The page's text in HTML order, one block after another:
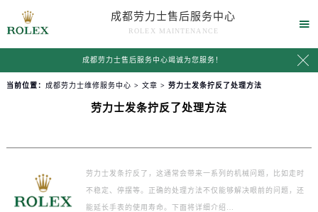
成都劳力士售后服务中心
ROLEX MAINTENANCE

成都劳力士售后服务中心竭诚为您服务！ 
当前位置： 成都劳力士维修服务中心 > 文章 > 劳力士发条拧反了处理方法
劳力士发条拧反了处理方法
劳力士发条拧反了，这通常会带来一系列的机械问题，比如走时
不稳定、停摆等。正确的处理方法不仅能够解决眼前的问题，还
能延长手表的使用寿命。下面将详细介绍…